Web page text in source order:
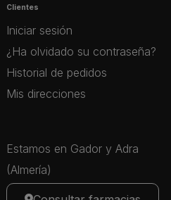
Clientes
Iniciar sesión
¿Ha olvidado su contraseña?
Historial de pedidos
Mis direcciones
Estamos en Gador y Adra
(Almería)